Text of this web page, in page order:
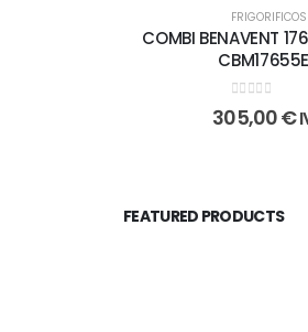
FRIGORIFICOS
COMBI BENAVENT
0 out of 5
305,00€
FEATURED PRODUCTS